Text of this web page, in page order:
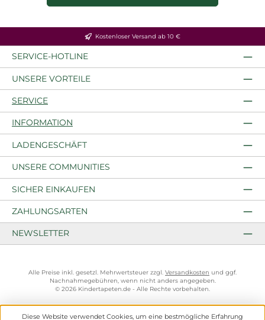
Kostenloser Versand ab 10 €
SERVICE-HOTLINE
UNSERE VORTEILE
SERVICE
INFORMATION
LADENGESCHÄFT
UNSERE COMMUNITIES
SICHER EINKAUFEN
ZAHLUNGSARTEN
NEWSLETTER
Alle Preise inkl. gesetzl. Mehrwertsteuer zzgl. Versandkosten und ggf.
Nachnahmegebühren, wenn nicht anders angegeben.
© 2026 Kindertapeten.de - Alle Rechte vorbehalten.
Diese Website verwendet Cookies, um eine bestmögliche Erfahrung